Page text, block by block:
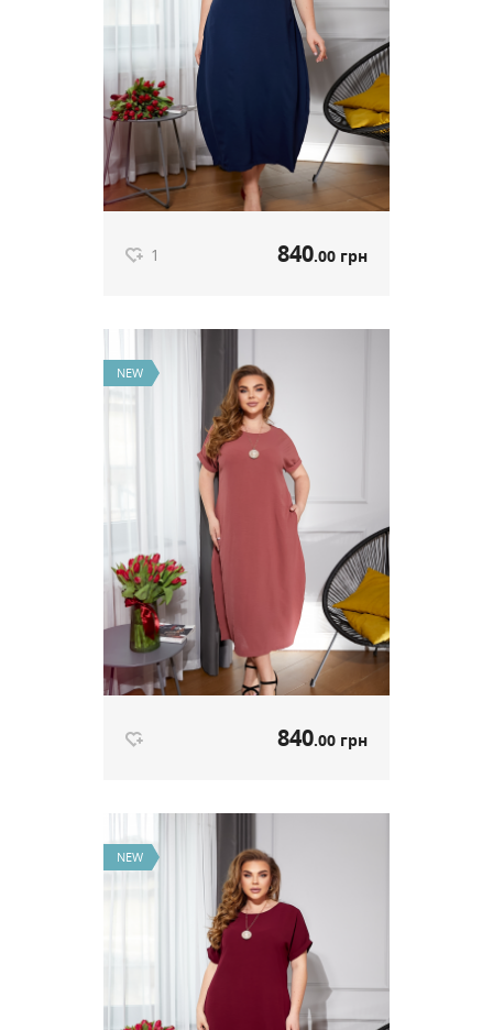
1 840.00 грн
Сукня Boho темно-синій артикул
666
Ціна
NEW
840.00 грн
артикул 666
Ціна 840
NEW